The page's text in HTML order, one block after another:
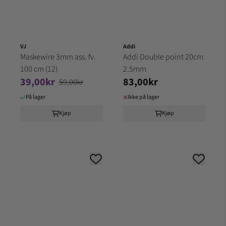
VJ
Maskewire 3mm ass. fv.
100 cm (12)
39,00kr 59,00kr
På lager
Kjøp
Addi
Addi Double point 20cm
2.5mm
83,00kr
Ikke på lager
Kjøp